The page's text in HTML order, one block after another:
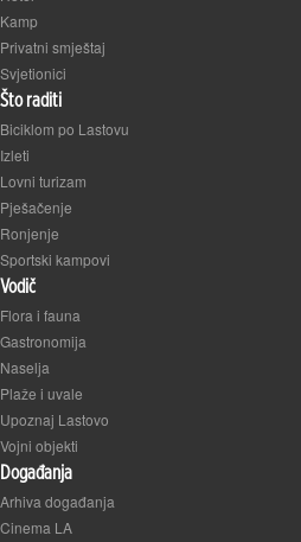
Kamp
Privatni smještaj
Svjetionici
Što raditi
Biciklom po Lastovu
Izleti
Lovni turizam
Pješačenje
Ronjenje
Sportski kampovi
Vodič
Flora i fauna
Gastronomija
Naselja
Plaže i uvale
Upoznaj Lastovo
Vojni objekti
Događanja
Arhiva događanja
Cinema LA